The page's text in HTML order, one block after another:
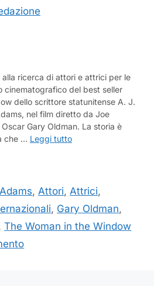
ricerca di attori e attrici per le
cinematografico del best seller
dello scrittore statunitense A. J.
nel film diretto da Joe
Gary Oldman. La storia è
che … Leggi tutto
,Attori,Attrici,
, Gary Oldman,
The Woman in the Window